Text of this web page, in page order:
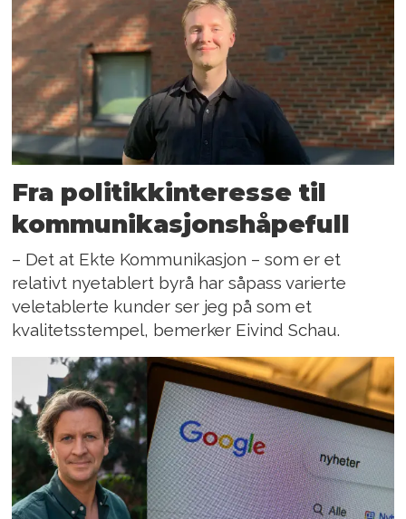
Fra politikkinteresse til
kommunikasjonshåpefull
– Det at Ekte Kommunikasjon – som er et
relativt nyetablert byrå har såpass varierte
veletablerte kunder ser jeg på som et
kvalitetsstempel, bemerker Eivind Schau.